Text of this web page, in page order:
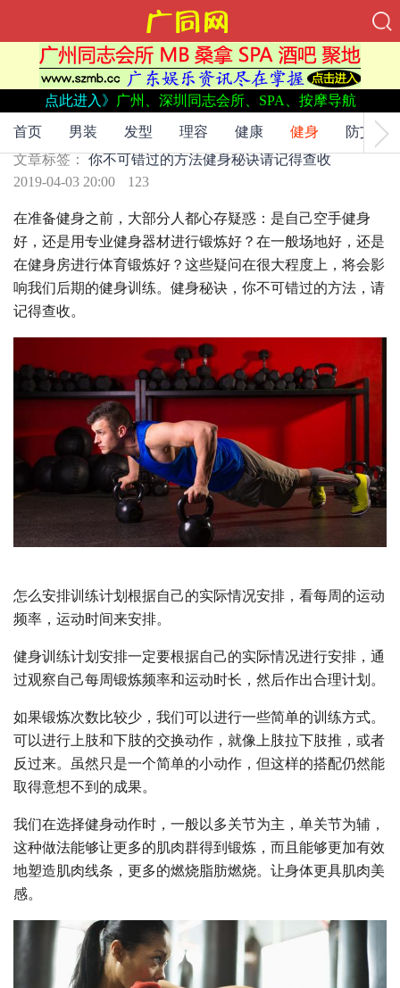
点此进入》 广州、深圳同志会所、SPA、按摩导航
首页 男装 发型 理容 健康 健身 防艾
文章标签：你不可错过的方法健身秘诀 请记得查收
健身秘诀，你不可错过的方法，请记得查收
文章标签： 你不可错过的方法健身秘诀请记得查收
2019-04-03 20:00
123
在准备健身之前，大部分人都心存疑惑：是自己空手健身
好，还是用专业健身器材进行锻炼好？在一般场地好，还是
在健身房进行体育锻炼好？这些疑问在很大程度上，将会影
响我们后期的健身训练。健身秘诀，你不可错过的方法，请
记得查收。
怎么安排训练计划根据自己的实际情况安排，看每周的运动
频率，运动时间来安排。
健身训练计划安排一定要根据自己的实际情况进行安排，通
过观察自己每周锻炼频率和运动时长，然后作出合理计划。
如果锻炼次数比较少，我们可以进行一些简单的训练方式。
可以进行上肢和下肢的交换动作，就像上肢拉下肢推，或者
反过来。虽然只是一个简单的小动作，但这样的搭配仍然能
取得意想不到的成果。
我们在选择健身动作时，一般以多关节为主，单关节为辅，
这种做法能够让更多的肌肉群得到锻炼，而且能够更加有效
地塑造肌肉线条，更多的燃烧脂肪燃烧。让身体更具肌肉美
感。